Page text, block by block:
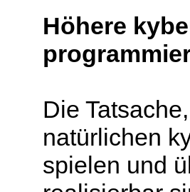
Höhere
Die
natürlichen
spielen und